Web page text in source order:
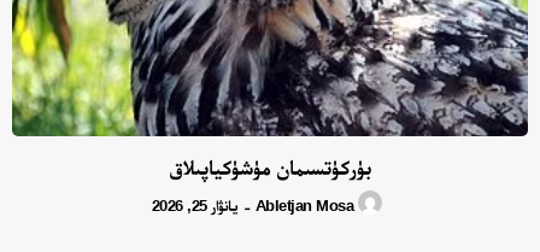
بۈركۈتسىمان مۈشۈكياپىلاق
Abletjan Mosa
- يانۋار 25, 2026